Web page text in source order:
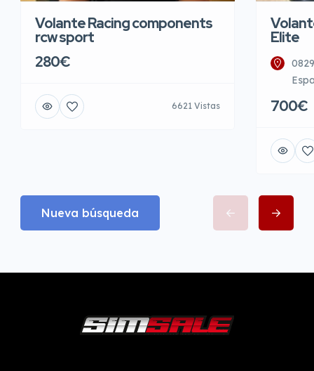
Volante Racing components
rcw sport
280€
6621 Vistas
Elite
700€
Nueva búsqueda